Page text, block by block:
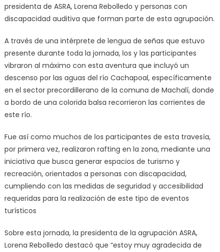
presidenta de ASRA, Lorena Rebolledo y personas con
discapacidad auditiva que forman parte de esta agrupación.
A través de una intérprete de lengua de señas que estuvo
presente durante toda la jornada, los y las participantes
vibraron al máximo con esta aventura que incluyó un
descenso por las aguas del río Cachapoal, específicamente
en el sector precordillerano de la comuna de Machalí, donde
a bordo de una colorida balsa recorrieron las corrientes de
este río.
Fue así como muchos de los participantes de esta travesía,
por primera vez, realizaron rafting en la zona, mediante una
iniciativa que busca generar espacios de turismo y
recreación, orientados a personas con discapacidad,
cumpliendo con las medidas de seguridad y accesibilidad
requeridas para la realización de este tipo de eventos
turísticos
Sobre esta jornada, la presidenta de la agrupación ASRA,
Lorena Rebolledo destacó que “estoy muy agradecida de